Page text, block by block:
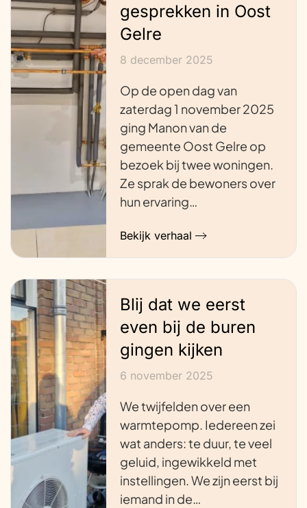
gesprekken in Oost
Gelre
8 december 2025
Op de open dag van
zaterdag 1 november 2025
ging Manon van de
gemeente Oost Gelre op
bezoek bij twee woningen.
Ze sprak de bewoners over
hun ervaring…
Bekijk verhaal
Blij dat we eerst
even bij de buren
gingen kijken
6 november 2025
We twijfelden over een
warmtepomp. Iedereen zei
wat anders: te duur, te veel
geluid, ingewikkeld met
instellingen. We zijn eerst bij
iemand in de…